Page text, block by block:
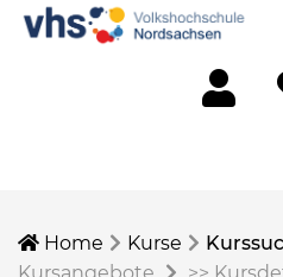
Home Kurse